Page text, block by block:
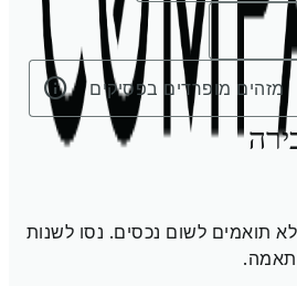
תואמים לשום נכסים. נסו לשנות